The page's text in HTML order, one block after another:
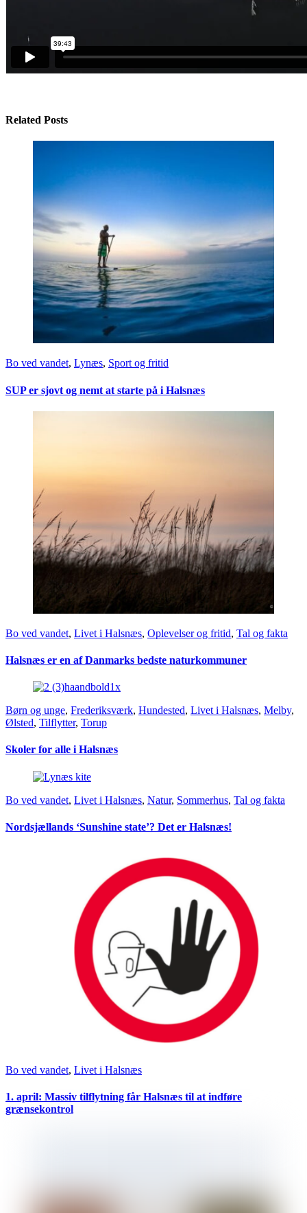
Related Posts
Bo ved vandet, Lynæs, Sport og fritid
SUP er sjovt og nemt at starte på i Halsnæs
Bo ved vandet, Livet i Halsnæs, Oplevelser og fritid, Tal og fakta
Halsnæs er en af Danmarks bedste naturkommuner
Børn og unge, Frederiksværk, Hundested, Livet i Halsnæs, Melby,
Ølsted, Tilflytter, Torup
Skoler for alle i Halsnæs
Bo ved vandet, Livet i Halsnæs, Natur, Sommerhus, Tal og fakta
Nordsjællands ‘Sunshine state’? Det er Halsnæs!
Bo ved vandet, Livet i Halsnæs
1. april: Massiv tilflytning får Halsnæs til at indføre
grænsekontrol